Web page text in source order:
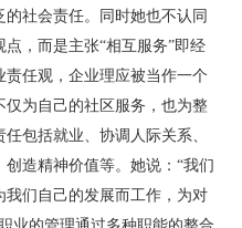
社会责任。同时她也不认同
，而是主张“相互服务”即经
任观，企业理应被当作一个
为自己的社区服务，也为整
包括就业、协调人际关系、
造精神价值等。她说：“我们
们自己的发展而工作，为对